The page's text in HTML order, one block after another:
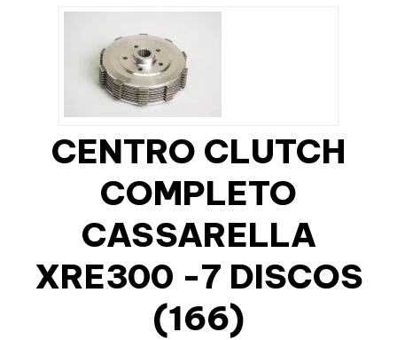
CENTRO CLUTCH
COMPLETO
CASSARELLA
XRE300 -7 DISCOS
(166)